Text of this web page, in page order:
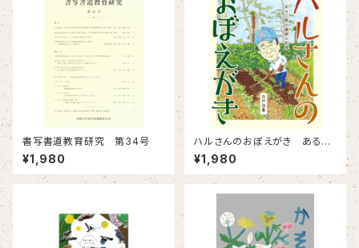
書写書道教育研究 第34号
¥1,980
ハルさんのおぼえがき ある三
鷹の農家の記憶
¥1,980